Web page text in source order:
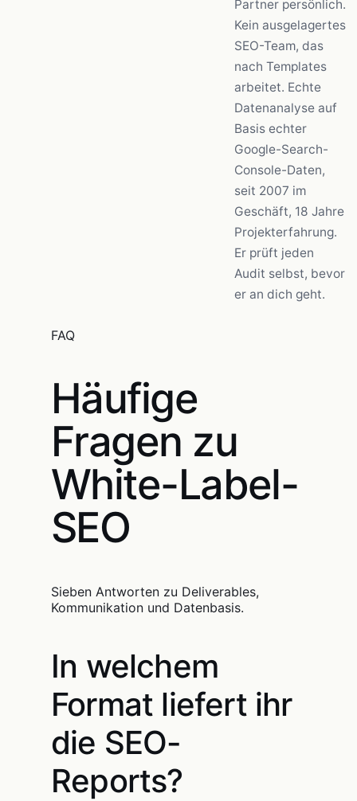
Partner persönlich.
Kein ausgelagertes
SEO-Team, das
nach Templates
arbeitet. Echte
Datenanalyse auf
Basis echter
Google-Search-
Console-Daten,
seit 2007 im
Geschäft, 18 Jahre
Projekterfahrung.
Er prüft jeden
Audit selbst, bevor
er an dich geht.
FAQ
Häufige
Fragen zu
White-Label-
SEO
Sieben Antworten zu Deliverables,
Kommunikation und Datenbasis.
In welchem
Format liefert ihr
die SEO-
Reports?